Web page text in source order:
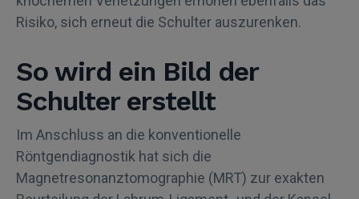
Risiko, sich erneut die Schulter auszurenken.
So wird ein Bild der
Schulter erstellt
Im Anschluss an die konventionelle
Röntgendiagnostik hat sich die
Magnetresonanztomographie (MRT) zur exakten